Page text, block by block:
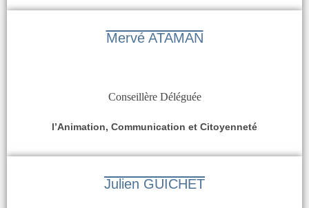
Mervé ATAMAN
Conseillère Déléguée
l’Animation, Communication et Citoyenneté
Julien GUICHET